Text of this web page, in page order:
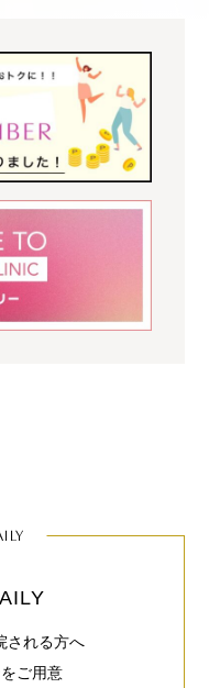
される方へ
ご用意